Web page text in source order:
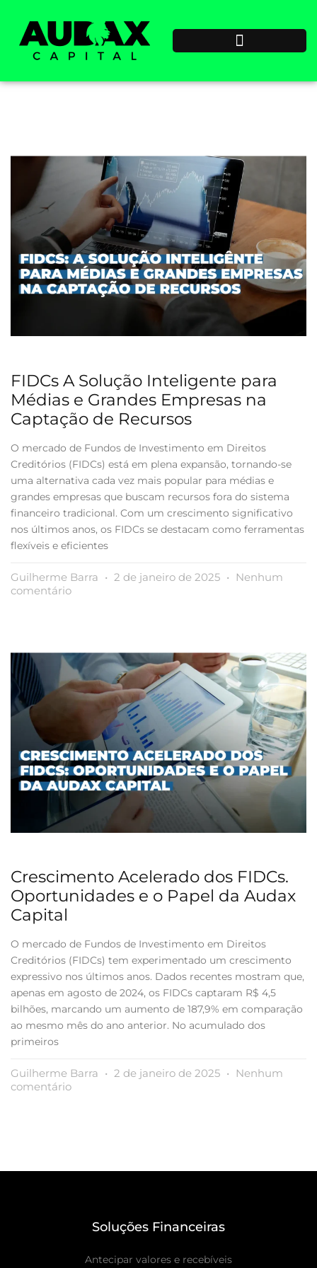
FIDCs A Solução Inteligente para
Médias e Grandes Empresas na
Captação de Recursos
O mercado de Fundos de Investimento em Direitos
Creditórios (FIDCs) está em plena expansão, tornando-se
uma alternativa cada vez mais popular para médias e
grandes empresas que buscam recursos fora do sistema
financeiro tradicional. Com um crescimento significativo
nos últimos anos, os FIDCs se destacam como ferramentas
flexíveis e eficientes
Guilherme Barra 2 de janeiro de 2025
Nenhum
comentário
Crescimento Acelerado dos FIDCs.
Oportunidades e o Papel da Audax
Capital
O mercado de Fundos de Investimento em Direitos
Creditórios (FIDCs) tem experimentado um crescimento
expressivo nos últimos anos. Dados recentes mostram que,
apenas em agosto de 2024, os FIDCs captaram R$ 4,5
bilhões, marcando um aumento de 187,9% em comparação
ao mesmo mês do ano anterior. No acumulado dos
primeiros
Guilherme Barra 2 de janeiro de 2025
Nenhum
comentário
Soluções Financeiras
Antecipar valores e recebíveis